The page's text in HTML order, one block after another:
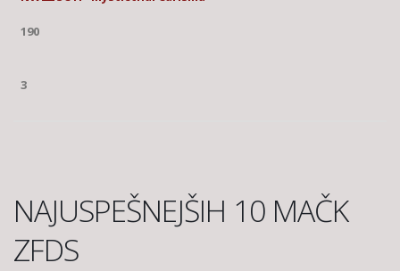
190
3
NAJUSPEŠNEJŠIH 10 MAČK
ZFDS